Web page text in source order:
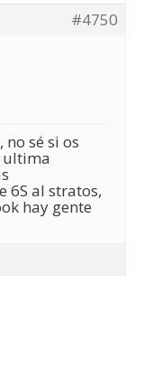
#4750
no sé si os
ultima
6S al stratos,
hay gente